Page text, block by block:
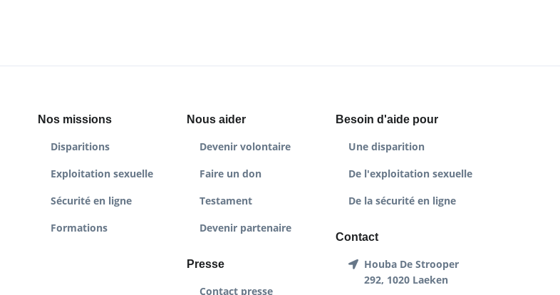
Nos missions
Disparitions
Exploitation sexuelle
Sécurité en ligne
Formations
Nous aider
Devenir volontaire
Faire un don
Testament
Devenir partenaire
Presse
Contact presse
Besoin d'aide pour
Une disparition
De l'exploitation sexuelle
De la sécurité en ligne
Contact
Houba De Strooper
292, 1020 Laeken